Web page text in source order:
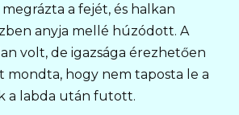
a fejét, és halkan
anyja mellé húzódott. A
volt, de igazsága érezhetően
mondta, hogy nem taposta le a
a labda után futott.